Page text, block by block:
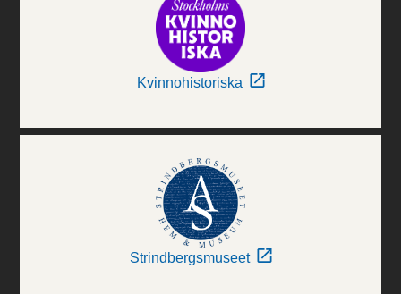
Kvinnohistoriska
Strindbergsmuseet